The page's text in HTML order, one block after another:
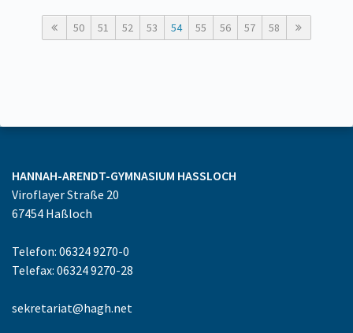
50 51 52 53 54 55 56 57 58
HANNAH-ARENDT-GYMNASIUM HASSLOCH
Viroflayer Straße 20
67454 Haßloch
Telefon: 06324 9270-0
Telefax: 06324 9270-28
sekretariat@hagh.net